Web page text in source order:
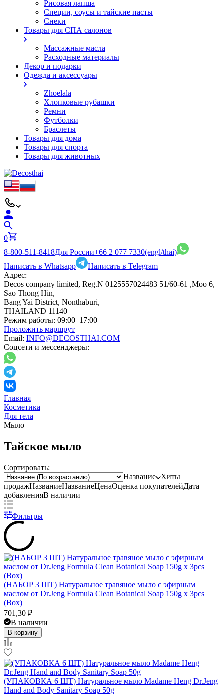
Рисовая лапша
Специи, соусы и тайские пасты
Снеки
Товары для СПА салонов
Массажные масла
Расходные материалы
Декор и подарки
Одежда и аксессуары
Zhoelala
Хлопковые рубашки
Ремни
Футболки
Браслеты
Товары для дома
Товары для спорта
Товары для животных
0
8-800-511-8418Для России+66 2 077 7330(engl/thai)
Написать в Whatsapp
Написать в Telegram
Адрес:
Decos company limited, Reg.N 0125557024483 51/60-61 ,Moo 6,
Sao Thong Hin,
Bang Yai District, Nonthaburi,
THAILAND 11140
Режим работы: 09:00–17:00
Проложить маршрут
Email: INFO@DECOSTHAI.COM
Соцсети и мессенджеры:
Главная
Косметика
Для тела
Мыло
Тайское мыло
Сортировать:
Название
Хиты
продажНазваниеНазваниеЦенаОценка покупателейДата
добавленияВ наличии
Фильтры
(НАБОР 3 ШТ) Натуральное травяное мыло с эфирным
маслом от Dr.Jeng Formula Clean Botanical Soap 150g x 3pcs
(Box)
701,30 ₽
В наличии
В корзину
(УПАКОВКА 6 ШТ) Натуральное мыло Madame Heng Dr.Jeng
Hand and Body Sanitary Soap 50g